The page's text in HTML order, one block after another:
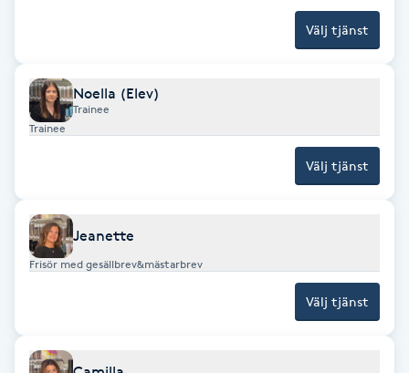
Faceliftmassage
Fet hårbotten
Fibromassage
Fotmassage
Välj tjänst
Noella (Elev)
Trainee
Trainee
Välj tjänst
Jeanette
Frisör med gesällbrev&mästarbrev
Välj tjänst